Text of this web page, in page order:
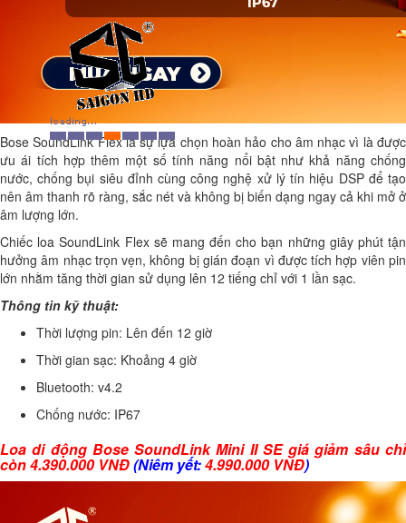
Bose SoundLink Flex là sự lựa chọn hoàn hảo cho âm nhạc vì là được
ưu ái tích hợp thêm một số tính năng nổi bật như khả năng chống
nước, chống bụi siêu đỉnh cùng công nghệ xử lý tín hiệu DSP để tạo
nên âm thanh rõ ràng, sắc nét và không bị biến dạng ngay cả khi mở ở
âm lượng lớn.
Chiếc loa SoundLink Flex sẽ mang đến cho bạn những giây phút tận
hưởng âm nhạc trọn vẹn, không bị gián đoạn vì được tích hợp viên pin
lớn nhằm tăng thời gian sử dụng lên 12 tiếng chỉ với 1 lần sạc.
Thông tin kỹ thuật:
Thời lượng pin: Lên đến 12 giờ
Thời gian sạc: Khoảng 4 giờ
Bluetooth: v4.2
Chống nước: IP67
Loa di động Bose SoundLink Mini II SE giá giảm sâu chỉ
còn 4.390.000 VNĐ(Niêm yết:4.990.000 VNĐ)